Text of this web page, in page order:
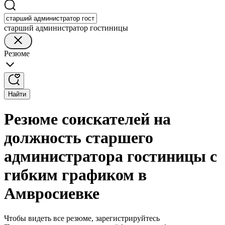
старший администратор гостиницы
Резюме
Найти
Резюме соискателей на
должность старшего
администратора гостиницы с
гибким графиком в
Амвросиевке
Чтобы видеть все резюме, зарегистрируйтесь